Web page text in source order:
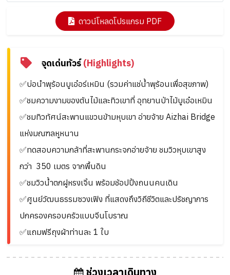
ดาวน์โหลดโปรแกรม PDF
จุดเด่นทัวร์(Highlights)
✅บ่อนำพุร้อนบูเอ๋อร์เหมิน (รวมค่าแช่น้ำพุร้อนเพื่อสุขภาพ)
✅ชมความงามของต้นไม้และทิวเขาที่ อุทยานป่าไม้บูเอ๋อเหมิน
✅ชมทิวทัศน์สะพานแขวนข้ามหุบเขา อ่ายจ้าย Aizhai Bridge
แห่งมณฑลหูหนาน
✅ทดสอบความกล้าที่สะพานกระจกอ่ายจ้าย ชมวิวหุบเขาสูง
กว่า 350 เมตร จากพื้นดิน
✅ชมวิวน้ำตกฝูหรงเจิ้น พร้อมช้อปปิ้งถนนคนเดิน
✅ศูนย์วัฒนธรรมซวงเฟิง ที่แสดงถึงวิถีชีวิตและปรัชญาการ
ปกครองครอบครัวแบบจีนโบราณ
✅แถมฟรีถุงผ้าท่านละ 1 ใบ
ช่วงเวลาเดินทาง